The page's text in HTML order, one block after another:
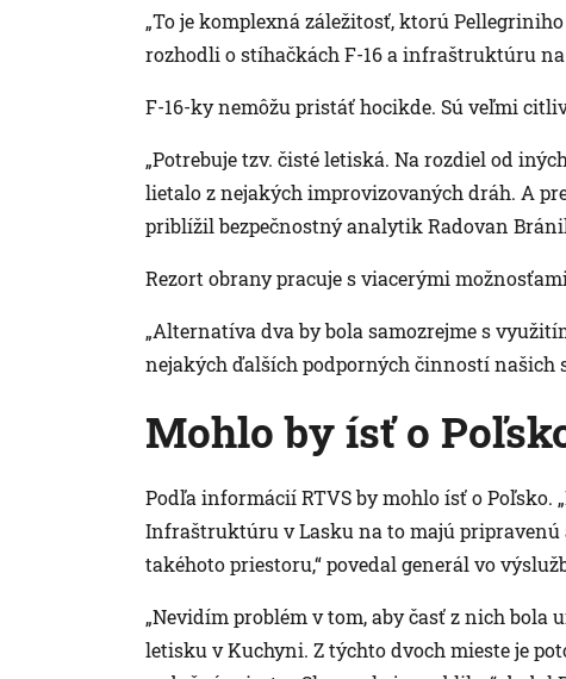
„To je komplexná záležitosť, ktorú
rozhodli o stíhačkách F-16 a infraštruktúru
F-16-ky nemôžu pristáť hocikde. Sú veľmi
„Potrebuje tzv. čisté letiská. Na rozdiel od
lietalo z nejakých improvizovaných dráh. A
priblížil bezpečnostný analytik Radovan
Rezort obrany pracuje s viacerými
„Alternatíva dva by bola samozrejme s
nejakých ďalších podporných činností našich
Mohlo by ísť o
Podľa informácií RTVS by mohlo ísť o Poľsko.
Infraštruktúru v Lasku na to majú pripravenú
takéhoto priestoru,“ povedal generál vo
„Nevidím problém v tom, aby časť z nich
letisku v Kuchyni. Z týchto dvoch mieste je